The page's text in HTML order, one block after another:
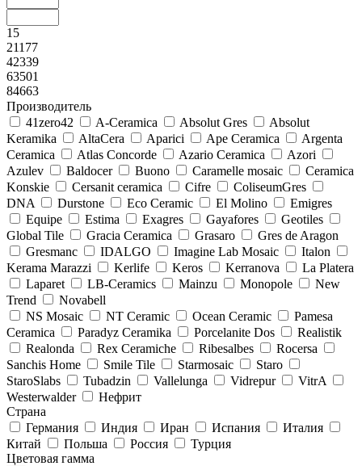
15
21177
42339
63501
84663
Производитель
41zero42
A-Ceramica Absolut Gres
Absolut
Keramika
AltaCera Aparici Ape Ceramica
Argenta
Ceramica
Atlas Concorde Azario Ceramica
Azori
Azulev
Baldocer Buono Caramelle mosaic
Ceramica
Konskie
Cersanit ceramica Cifre
ColiseumGres
DNA
Durstone Eco Ceramic El Molino
Emigres
Equipe
Estima Exagres Gayafores
Geotiles
Global Tile
Gracia Ceramica Grasaro
Gres de Aragon
Gresmanc
IDALGO Imagine Lab Mosaic
Italon
Kerama Marazzi
Kerlife Keros Kerranova
La Platera
Laparet
LB-Ceramics Mainzu Monopole
New
Trend
Novabell
NS Mosaic
NT Ceramic Ocean Ceramic
Pamesa
Ceramica
Paradyz Сeramika Porcelanite Dos
Realistik
Realonda
Rex Ceramiche Ribesalbes
Rocersa
Sanchis Home
Smile Tile Starmosaic
Staro
StaroSlabs
Tubadzin Vallelunga Vidrepur
VitrA
Westerwalder
Нефрит
Страна
Германия
Индия Иран Испания
Италия
Китай
Польша Россия
Турция
Цветовая гамма